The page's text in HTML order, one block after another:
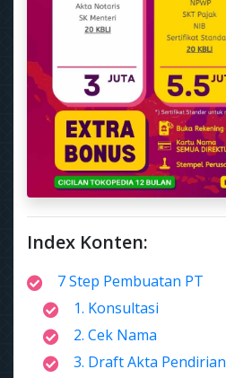
Index Konten:
7 Step Pembuatan PT
1. Konsultasi
2. Cek Nama
3. Draft Akta Pendirian